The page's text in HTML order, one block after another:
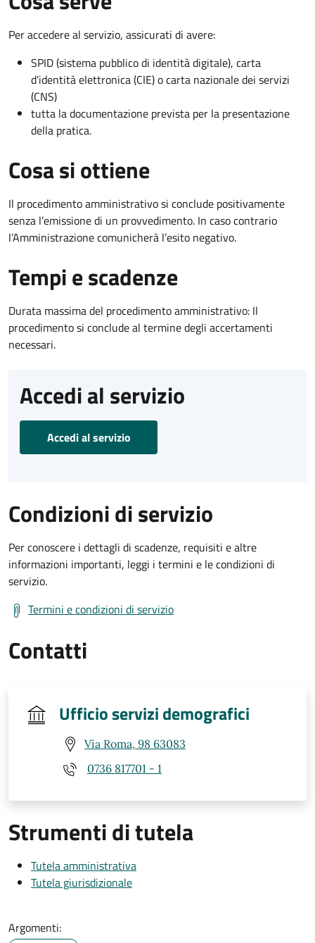
Per accedere al servizio, assicurati di avere:
SPID (sistema pubblico di identità digitale), carta
d’identità elettronica (CIE) o carta nazionale dei servizi
(CNS)
tutta la documentazione prevista per la presentazione
della pratica.
Cosa si ottiene
Il procedimento amministrativo si conclude positivamente
senza l’emissione di un provvedimento. In caso contrario
l’Amministrazione comunicherà l’esito negativo.
Tempi e scadenze
Durata massima del procedimento amministrativo: Il
procedimento si conclude al termine degli accertamenti
necessari.
Accedi al servizio
Accedi al servizio
Condizioni di servizio
Per conoscere i dettagli di scadenze, requisiti e altre
informazioni importanti, leggi i termini e le condizioni di
servizio.
Termini e condizioni di servizio
Contatti
Ufficio servizi demografici
Via Roma, 98 63083
0736 817701 - 1
Strumenti di tutela
Tutela amministrativa
Tutela giurisdizionale
Argomenti: